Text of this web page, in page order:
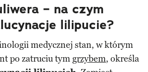
– na czym
lilipucie?
medycznej stan, w którym
po zatruciu tym grzybem, określa